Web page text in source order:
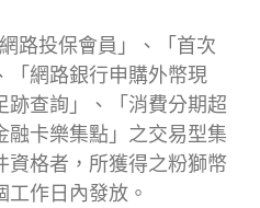
路投保會員」、「首次
「網路銀行申購外幣現
跡查詢」、「消費分期超
融卡樂集點」之交易型集
資格者，所獲得之粉獅幣
作日內發放。